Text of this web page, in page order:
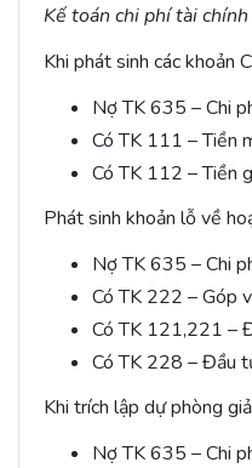
Kế toán chi phí tài chính
Khi phát sinh các khoản
Nợ TK 635 – Chi
Có TK 111 – Tiền
Có TK 112 – Tiền
Phát sinh khoản lỗ về
Nợ TK 635 – Chi
Có TK 222 – Góp
Có TK 121,221 –
Có TK 228 – Đầu
Khi trích lập dự phòng
Nợ TK 635 – Chi